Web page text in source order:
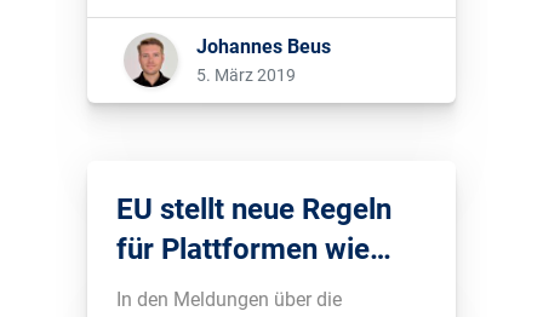
Sichtbarkeit Ihrer Website für
relevante Suchanfragen. Dies wird
als SEO bezeichnet.“ (13.11.2018)
1...
Johannes Beus
5. März 2019
EU stellt neue Regeln
für Plattformen wie
Google & Amazon auf
In den Meldungen über die